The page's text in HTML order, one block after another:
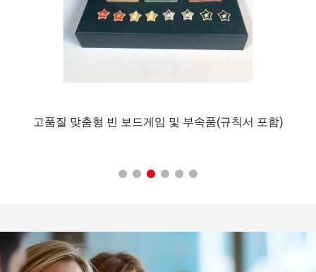
고품질 맞춤형 빈 보드게임 및 부속품(규칙서 포함)